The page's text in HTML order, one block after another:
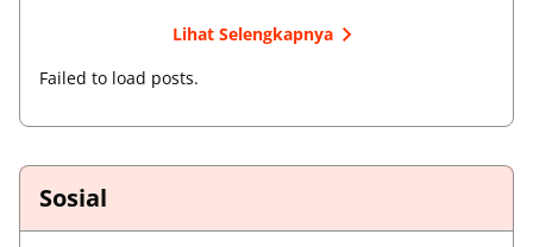
Lihat Selengkapnya
Failed to load posts.
Sosial